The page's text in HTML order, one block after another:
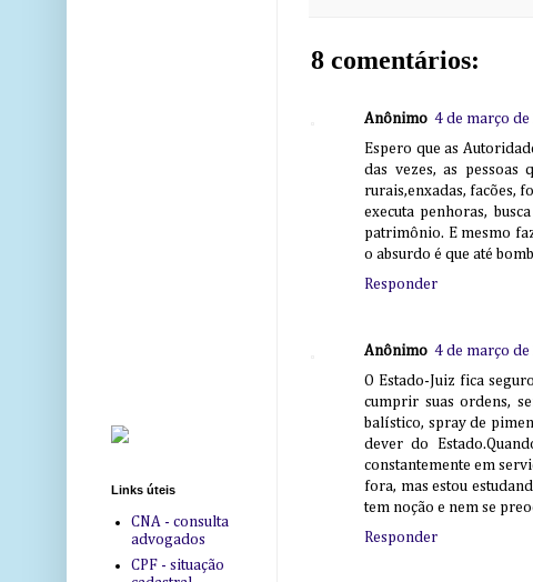
8 comentários:
Anônimo 4 de março
Espero que as
das vezes, as pessoas
rurais,enxadas, facões,
executa penhoras,
patrimônio. E mesmo
o absurdo é que até
Responder
Anônimo 4 de março
O Estado-Juiz fica
cumprir suas ordens,
balístico, spray de
dever do
constantemente em
fora, mas estou
tem noção e nem se
Responder
Links úteis
CNA - consulta
advogados
CPF - situação